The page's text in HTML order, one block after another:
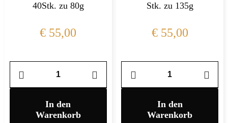
40Stk. zu 80g
€ 55,00
In den
Warenkorb
Stk. zu 135g
€55,00
In den
Warenkorb